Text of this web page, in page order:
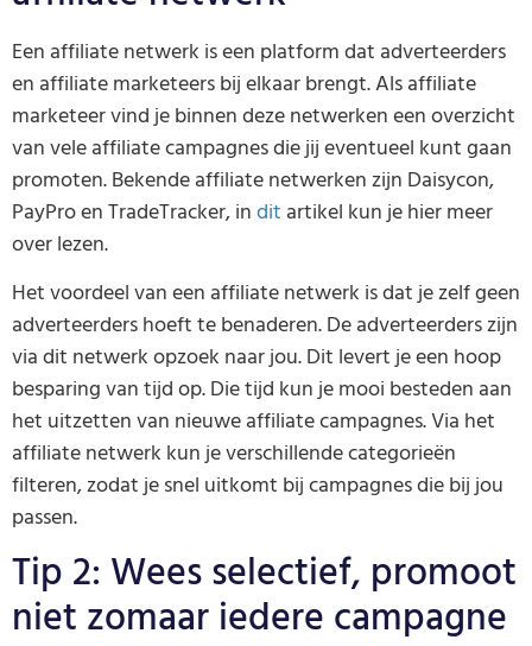
Een affiliate netwerk is een platform dat adverteerders
en affiliate marketeers bij elkaar brengt. Als affiliate
marketeer vind je binnen deze netwerken een overzicht
van vele affiliate campagnes die jij eventueel kunt gaan
promoten. Bekende affiliate netwerken zijn Daisycon,
PayPro en TradeTracker, in dit artikel kun je hier meer
over lezen.
Het voordeel van een affiliate netwerk is dat je zelf geen
adverteerders hoeft te benaderen. De adverteerders zijn
via dit netwerk opzoek naar jou. Dit levert je een hoop
besparing van tijd op. Die tijd kun je mooi besteden aan
het uitzetten van nieuwe affiliate campagnes. Via het
affiliate netwerk kun je verschillende categorieën
filteren, zodat je snel uitkomt bij campagnes die bij jou
passen.
Tip 2: Wees selectief, promoot
niet zomaar iedere campagne